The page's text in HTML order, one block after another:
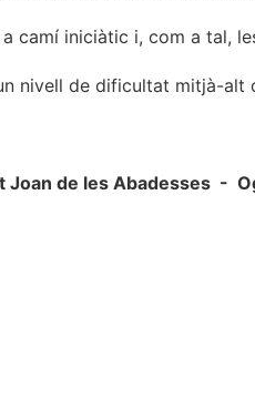
a camí iniciàtic i, com a tal,
nivell de dificultat mitjà-
Joan de les Abadesses -